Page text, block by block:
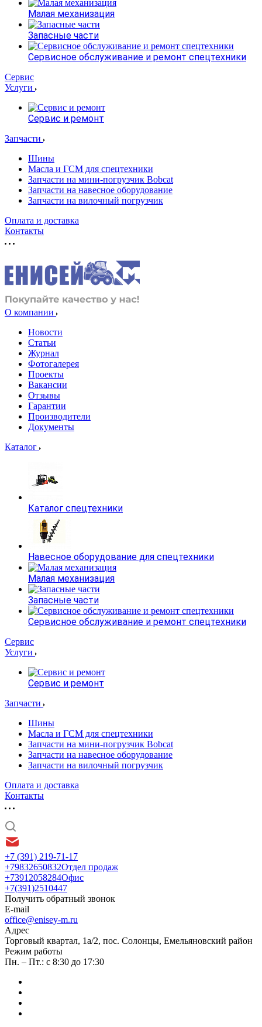
Малая механизация
Запасные части
Сервисное обслуживание и ремонт спецтехники
Сервис
Услуги
Сервис и ремонт
Запчасти
Шины
Масла и ГСМ для спецтехники
Запчасти на мини-погрузчик Bobcat
Запчасти на навесное оборудование
Запчасти на вилочный погрузчик
Оплата и доставка
Контакты
О компании
Новости
Статьи
Журнал
Фотогалерея
Проекты
Вакансии
Отзывы
Гарантии
Производители
Документы
Каталог
Каталог спецтехники
Навесное оборудование для спецтехники
Малая механизация
Запасные части
Сервисное обслуживание и ремонт спецтехники
Сервис
Услуги
Сервис и ремонт
Запчасти
Шины
Масла и ГСМ для спецтехники
Запчасти на мини-погрузчик Bobcat
Запчасти на навесное оборудование
Запчасти на вилочный погрузчик
Оплата и доставка
Контакты
+7 (391) 219-71-17
+79832650832Отдел продаж
+73912058284Офис
+7(391)2510447
Получить обратный звонок
E-mail
office@enisey-m.ru
Адрес
​Торговый квартал, 1а/2, пос. Солонцы, Емельяновский район
Режим работы
Пн. – Пт.: с 8:30 до 17:30